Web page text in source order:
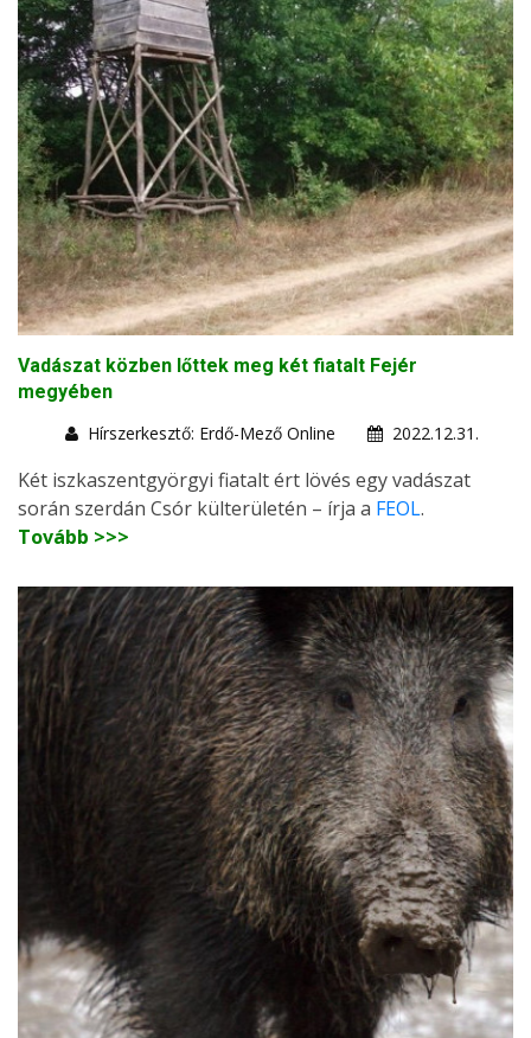
Vadászat közben lőttek meg két fiatalt Fejér
megyében
Hírszerkesztő: Erdő-Mező Online
2022.12.31.
Két iszkaszentgyörgyi fiatalt ért lövés egy vadászat
során szerdán Csór külterületén – írja a FEOL.
Tovább >>>